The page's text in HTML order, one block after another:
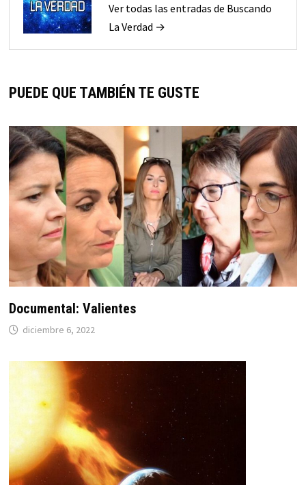
Ver todas las entradas de Buscando
La Verdad →
PUEDE QUE TAMBIÉN TE GUSTE
Documental: Valientes
diciembre 6, 2022